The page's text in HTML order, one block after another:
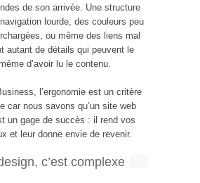
de son arrivée. Une structure
lourde, des couleurs peu
ou même des liens mal
autant de détails qui peuvent le
d’avoir lu le contenu.
l’ergonomie est un critère
car nous savons qu’un site web
un gage de succès : il rend vos
et leur donne envie de revenir.
c’est complexe